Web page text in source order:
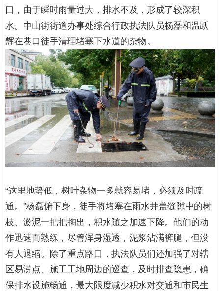
口，由于瞬时雨量过大，排水不及，形成了较深积
水。中山街街道办事处综合行政执法队员杨磊和温跃
辉在巷口徒手清理堵塞下水道的杂物。
“这里地势低，树叶杂物一多就容易堵，必须及时疏
通。”杨磊俯下身，徒手将堵塞在雨水井盖缝隙中的树
枝、淤泥一把把掏出，积水随之加速下降。他们的动
作迅速而熟练，尽管浑身湿透，泥浆沾满裤腿，但没
有人退缩。除了重点路口，执法队员们还加强了对辖
区易涝点、施工工地周边的巡查，及时排查隐患，确
保排水设施畅通，最大限度减少积水对交通和市民生